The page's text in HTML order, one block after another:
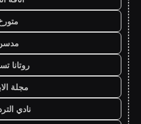
روتانا
مجلة
نادي